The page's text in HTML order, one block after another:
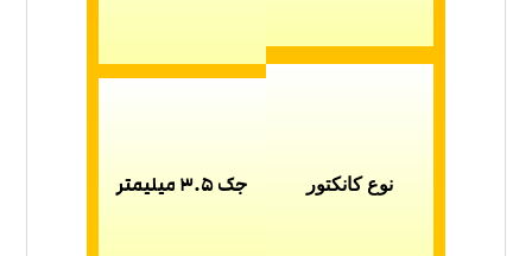
نوع کانکتور جک 3.5 میلیمتر